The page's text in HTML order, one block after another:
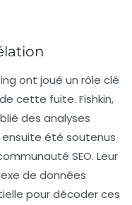
ont joué un rôle clé
cette fuite. Fishkin,
des analyses
été soutenus
SEO. Leur
de données
pour décoder ces